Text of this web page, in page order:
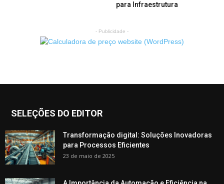
para Infraestrutura
- Publicidade -
SELEÇÕES DO EDITOR
Transformação digital: Soluções Inovadoras
para Processos Eficientes
23 de maio de 2025